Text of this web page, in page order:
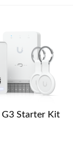
Starter Kit